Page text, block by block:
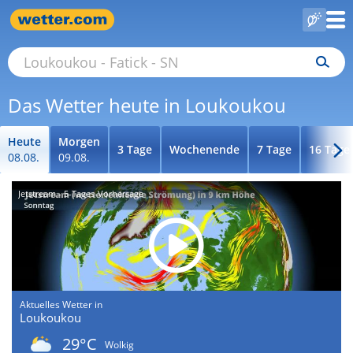
Das Wetter heute in Loukoukou
Heute
08.08.
Morgen
09.08.
3 Tage Wochenende 7 Tage 16 Tage
Jetstream - 5-Tages-Vorhersage
Aktuelles Wetter in
Loukoukou
29°C
Wolkig